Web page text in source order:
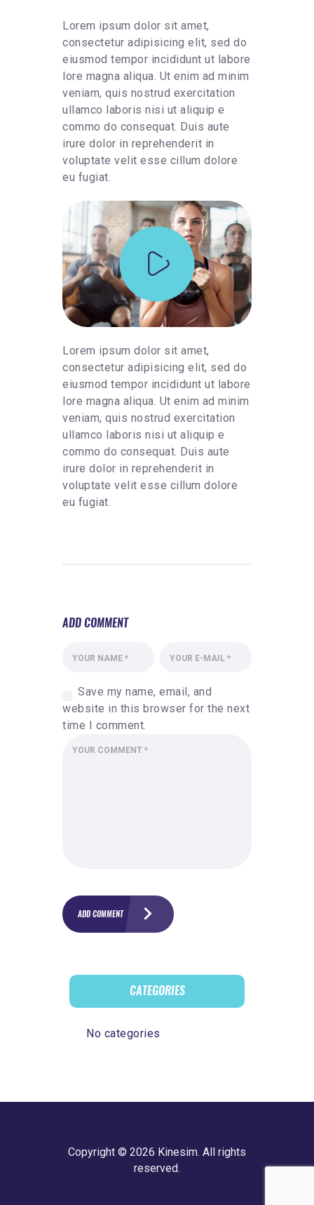
Lorem ipsum dolor sit amet,
consectetur adipisicing elit, sed do
eiusmod tempor incididunt ut labore
lore magna aliqua. Ut enim ad minim
veniam, quis nostrud exercitation
ullamco laboris nisi ut aliquip e
commo do consequat. Duis aute
irure dolor in reprehenderit in
voluptate velit esse cillum dolore
eu fugiat.
Lorem ipsum dolor sit amet,
consectetur adipisicing elit, sed do
eiusmod tempor incididunt ut labore
lore magna aliqua. Ut enim ad minim
veniam, quis nostrud exercitation
ullamco laboris nisi ut aliquip e
commo do consequat. Duis aute
irure dolor in reprehenderit in
voluptate velit esse cillum dolore
eu fugiat.
ADD COMMENT
Save my name, email, and
website in this browser for the next
time I comment.
CATEGORIES
No categories
Copyright © 2026 Kinesim. All rights
reserved.